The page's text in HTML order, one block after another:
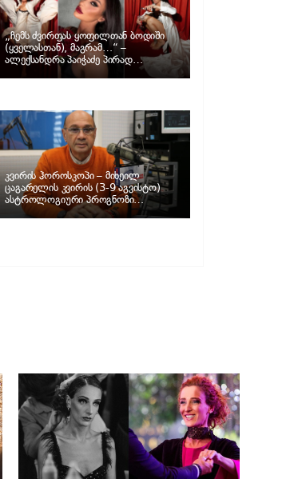
„ჩემს ძვირფას ყოფილთან ბოდიში
(ყველასთან), მაგრამ…“ –
ალექსანდრა პაიჭაძე პირად
კვირის ჰოროსკოპი – მიხეილ
ცაგარელის კვირის (3-9 აგვისტო)
ასტროლოგიური პროგნოზი
ზოდიაქოს ნიშნებისთვის